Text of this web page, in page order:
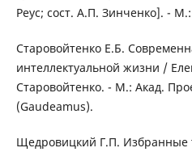
Реус; сост. А.П. Зинченко]. -
Старовойтенко Е.Б.
интеллектуальной жизни /
Старовойтенко. - М.: Акад.
(Gaudeamus).
Щедровицкий Г.П. Избранные